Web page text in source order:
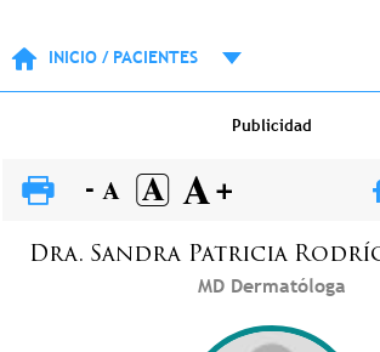
INICIO / PACIENTES
Publicidad
Dra. Sandra Patricia
MD Dermatóloga